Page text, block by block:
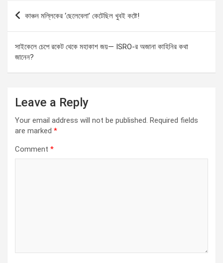
Post
navigation
কাঞ্চন মল্লিকের‌ ‘ছেলেবেলা’ কেটেছিল খুবই কষ্টে!
সাইকেলে চেপে রকেট থেকে মহাকাশ জয়— ISRO-র অজানা কাহিনির কথা
জানেন?
Leave a Reply
Your email address will not be published. Required fields
are marked *
Comment *